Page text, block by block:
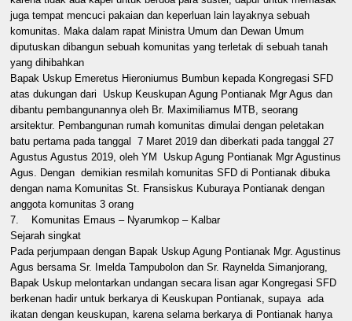
juga tempat mencuci pakaian dan keperluan lain layaknya sebuah
komunitas. Maka dalam rapat Ministra Umum dan Dewan Umum
diputuskan dibangun sebuah komunitas yang terletak di sebuah tanah
yang dihibahkan
Bapak Uskup Emeretus Hieroniumus Bumbun kepada Kongregasi SFD
atas dukungan dari Uskup Keuskupan Agung Pontianak Mgr Agus dan
dibantu pembangunannya oleh Br. Maximiliamus MTB, seorang
arsitektur. Pembangunan rumah komunitas dimulai dengan peletakan
batu pertama pada tanggal 7 Maret 2019 dan diberkati pada tanggal 27
Agustus Agustus 2019, oleh YM Uskup Agung Pontianak Mgr Agustinus
Agus. Dengan demikian resmilah komunitas SFD di Pontianak dibuka
dengan nama Komunitas St. Fransiskus Kuburaya Pontianak dengan
anggota komunitas 3 orang
7. Komunitas Emaus – Nyarumkop – Kalbar
Sejarah singkat
Pada perjumpaan dengan Bapak Uskup Agung Pontianak Mgr. Agustinus
Agus bersama Sr. Imelda Tampubolon dan Sr. Raynelda Simanjorang,
Bapak Uskup melontarkan undangan secara lisan agar Kongregasi SFD
berkenan hadir untuk berkarya di Keuskupan Pontianak, supaya ada
ikatan dengan keuskupan, karena selama berkarya di Pontianak hanya